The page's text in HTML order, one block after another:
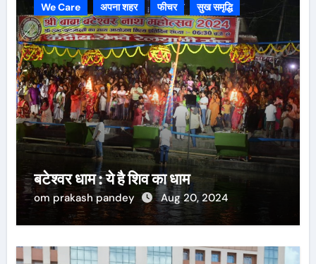
We Care अपना शहर फीचर सुख समृद्धि
बटेश्वर धाम : ये है शिव का धाम
om prakash pandey Aug 20, 2024